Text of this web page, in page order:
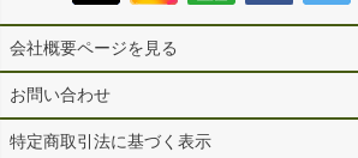
会社概要ページを見る
お問い合わせ
特定商取引法に基づく表示